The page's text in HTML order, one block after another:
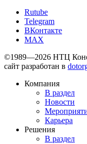
Rutube
Telegram
ВКонтакте
MAX
©1989—2026 НТЦ
сайт разработан в
Компания
В раздел
Новости
Карьера
Решения
В раздел